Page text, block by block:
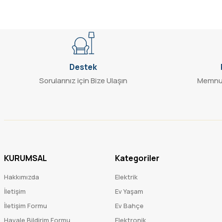
Destek
Sorularınız için Bize Ulaşın
KURUMSAL
Hakkımızda
İletişim
İletişim Formu
Havale Bildirim Formu
Kategoriler
Elektrik
Ev Yaşam
Ev Bahçe
Elektronik